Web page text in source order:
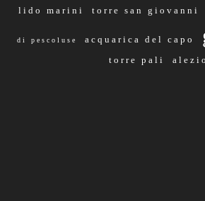
lido marini torre san giovanni
di pescoluse acquarica del capo
torre pali alezio